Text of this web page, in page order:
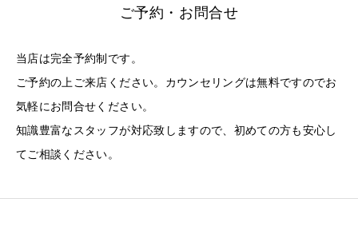
ご予約・お問合せ
当店は完全予約制です。
ご予約の上ご来店ください。カウンセリングは無料ですのでお
気軽にお問合せください。
知識豊富なスタッフが対応致しますので、初めての方も安心し
てご相談ください。